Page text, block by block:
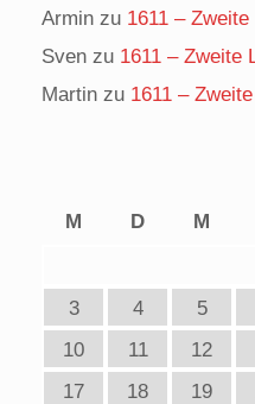
Armin zu 1611 –
Sven zu 1611 – Zweite
Martin zu 1611 –
M
D M
3
4 5
10
11 12
17
18 19